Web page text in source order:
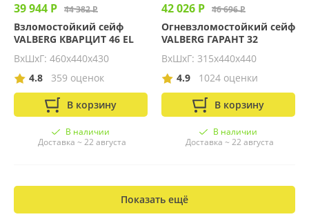
39 944 Р 44 382 Р
Взломостойкий сейф
VALBERG КВАРЦИТ 46 EL
ВхШхГ: 460х440х430
4.8
359 оценок
В корзину
В наличии
Доставка ~ 22 августа
42 026 Р 46 696 Р
Огневзломостойкий сейф
VALBERG ГАРАНТ 32
ВхШхГ: 315х440х440
4.9
1024 оценки
В корзину
В наличии
Доставка ~ 22 августа
Показать ещё